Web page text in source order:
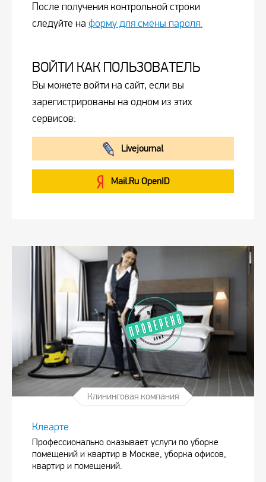
После получения контрольной строки
следуйте на форму для смены пароля.
ВОЙТИ КАК ПОЛЬЗОВАТЕЛЬ
Вы можете войти на сайт, если вы
зарегистрированы на одном из этих
сервисов:
Livejournal
Mail.Ru OpenID
Клининговая компания
Клеарте
Профессионально оказывает услуги по уборке
помещений и квартир в Москве, уборка офисов,
квартир и помещений.